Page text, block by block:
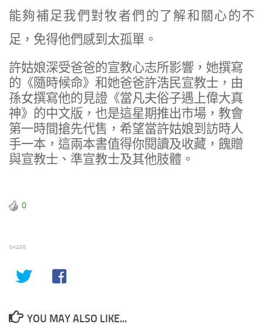
能夠補足我們對牧者們的了解和關心的不
足，免得他們感到太孤單。
許姑娘深受爸爸的宣教心志所影響，她撰寫
的《隨時候命》和她爸爸許浩民宣教士，由
孫女撰寫他的見證《當凡夫俗子遇上偉大真
神》的中文版，也是這星期推出市場，教會
第一時間搶先代售，希望當許姑娘到訪時人
手一本，這兩本書值得你閱讀及收藏，餽贈
與宣教士、準宣教士及其他肢體。
0
SHARE
YOU MAY ALSO LIKE...